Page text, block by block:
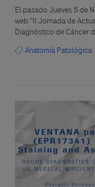
El pasado Jueves 5 de
web “II Jornada de
Diagnóstico de Cáncer
Anatomía Patológica